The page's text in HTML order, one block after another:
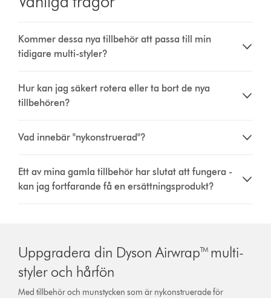
Kommer dessa nya tillbehör att passa till min
tidigare multi-styler?
Hur kan jag säkert rotera eller ta bort de nya
tillbehören?
Vad innebär "nykonstruerad"?
Ett av mina gamla tillbehör har slutat att fungera -
kan jag fortfarande få en ersättningsprodukt?
Uppgradera din Dyson Airwrap™ multi-
styler och hårfön
Med tillbehör och munstycken som är nykonstruerade för